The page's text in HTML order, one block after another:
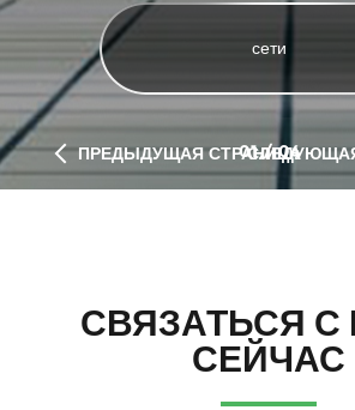
сети
ПРЕДЫДУЩАЯ СТРАНИЦА
01/04
СВЯЗАТЬСЯ С
СЕЙЧАС